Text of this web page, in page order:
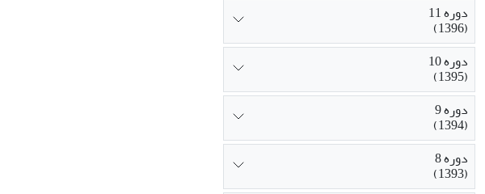
دوره 11
(1396)
دوره 10
(1395)
دوره 9
(1394)
دوره 8
(1393)